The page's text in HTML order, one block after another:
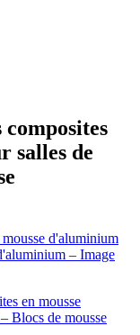
salles de